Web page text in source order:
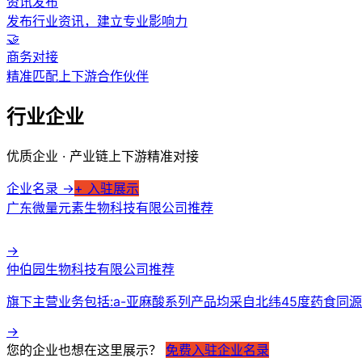
发布行业资讯，建立专业影响力
🤝
商务对接
精准匹配上下游合作伙伴
行业企业
优质企业 · 产业链上下游精准对接
企业名录 →+ 入驻展示
广东微量元素生物科技有限公司推荐
→
仲伯园生物科技有限公司推荐
旗下主营业务包括:a-亚麻酸系列产品均采自北纬45度药食同
→
您的企业也想在这里展示？
免费入驻企业名录